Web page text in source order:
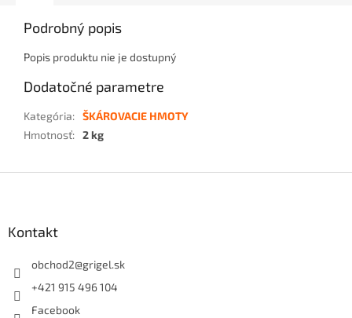
Podrobný popis
Popis produktu nie je dostupný
Dodatočné parametre
Kategória: ŠKÁROVACIE HMOTY
Hmotnosť: 2 kg
Kontakt
obchod2@grigel.sk
+421 915 496 104
Facebook